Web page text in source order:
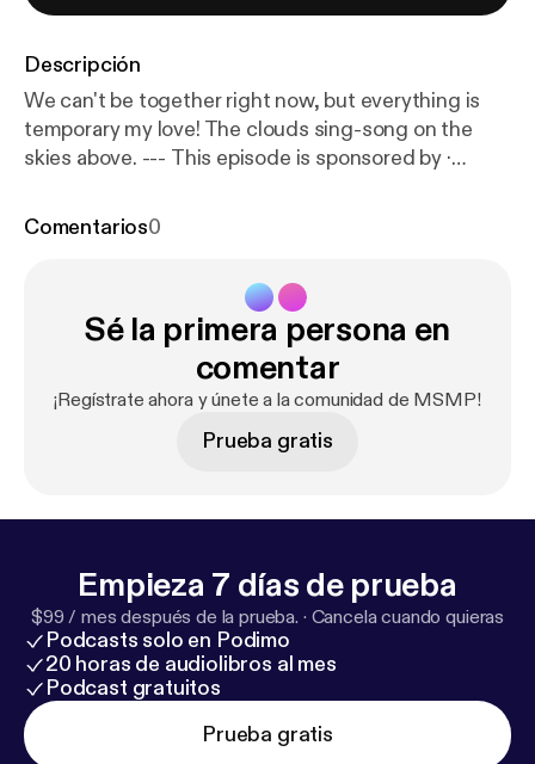
Descripción
We can't be together right now, but everything is
temporary my love! The clouds sing-song on the
skies above. --- This episode is sponsored by ·
anchor.fm/app[
Comentarios0
Sé la primera persona en
comentar
¡Regístrate ahora y únete a la comunidad de MSMP!
Prueba gratis
Empieza 7 días de prueba
$99 / mes después de la prueba. · Cancela cuando quieras
Podcasts solo en Podimo
20 horas de audiolibros al mes
Podcast gratuitos
Prueba gratis